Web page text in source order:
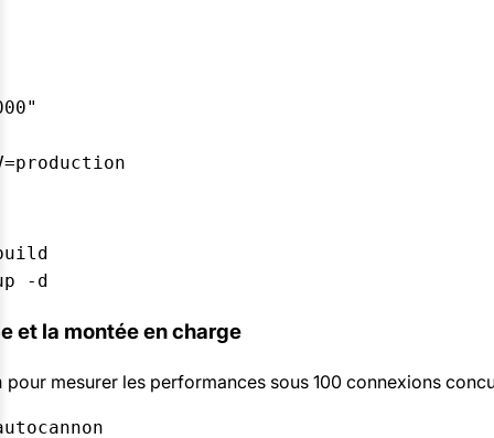
-d
et la montée en charge
pour mesurer les performances sous 100 connexions